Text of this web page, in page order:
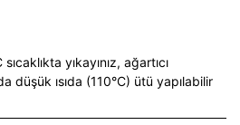
yıkayınız, ağartıcı
düşük ısıda (110°C) ütü yapılabilir